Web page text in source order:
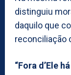
distinguiu
daquilo que
reconciliação
“Fora d’Ele